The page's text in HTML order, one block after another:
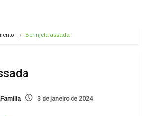
Berinjela assada
3 de janeiro de 2024